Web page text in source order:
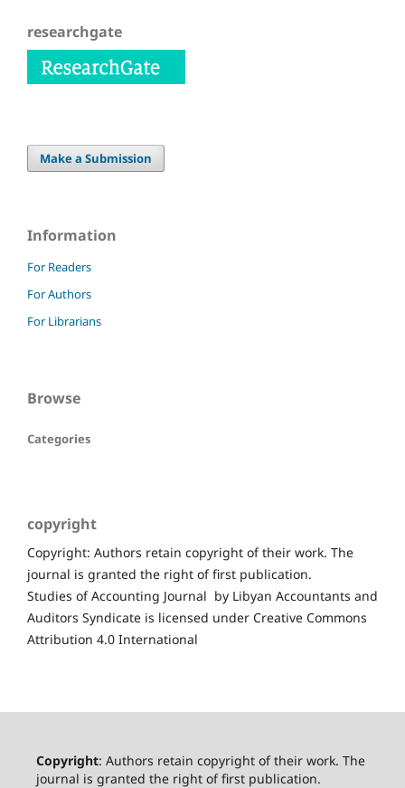
researchgate
Make a Submission
Information
For Readers
For Authors
For Librarians
Browse
Categories
copyright
Copyright: Authors retain copyright of their work. The
journal is granted the right of first publication.
Studies of Accounting Journal by Libyan Accountants and
Auditors Syndicate is licensed under Creative Commons
Attribution 4.0 International
Copyright: Authors retain copyright of their work. The
journal is granted the right of first publication.